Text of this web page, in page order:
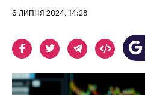
6 ЛИПНЯ 2024, 14:28